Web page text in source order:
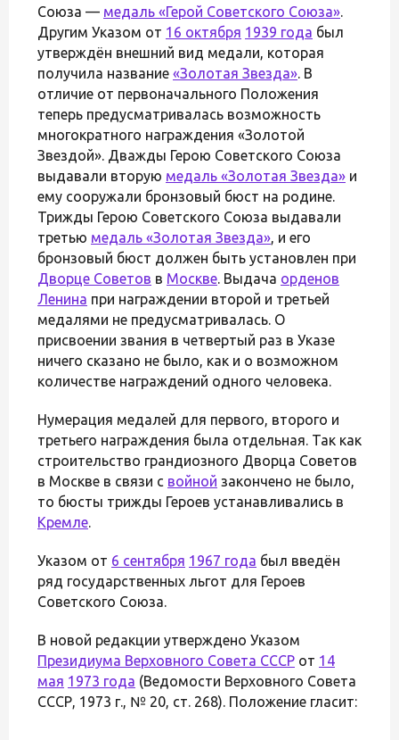
Союза — медаль «Герой Советского Союза».
Другим Указом от 16 октября 1939 года был
утверждён внешний вид медали, которая
получила название «Золотая Звезда». В
отличие от первоначального Положения
теперь предусматривалась возможность
многократного награждения «Золотой
Звездой». Дважды Герою Советского Союза
выдавали вторую медаль «Золотая Звезда» и
ему сооружали бронзовый бюст на родине.
Трижды Герою Советского Союза выдавали
третью медаль «Золотая Звезда», и его
бронзовый бюст должен быть установлен при
Дворце Советов в Москве. Выдача орденов
Ленина при награждении второй и третьей
медалями не предусматривалась. О
присвоении звания в четвертый раз в Указе
ничего сказано не было, как и о возможном
количестве награждений одного человека.
Нумерация медалей для первого, второго и
третьего награждения была отдельная. Так как
строительство грандиозного Дворца Советов
в Москве в связи с войной закончено не было,
то бюсты трижды Героев устанавливались в
Кремле.
Указом от 6 сентября 1967 года был введён
ряд государственных льгот для Героев
Советского Союза.
В новой редакции утверждено Указом
Президиума Верховного Совета СССР от 14
мая 1973 года (Ведомости Верховного Совета
СССР, 1973 г., № 20, ст. 268). Положение гласит: